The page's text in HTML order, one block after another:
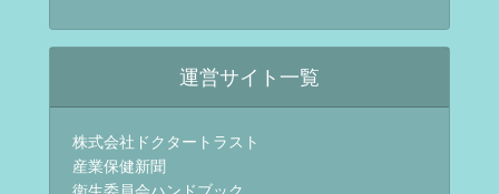
運営サイト一覧
株式会社ドクタートラスト
産業保健新聞
衛生委員会ハンドブック